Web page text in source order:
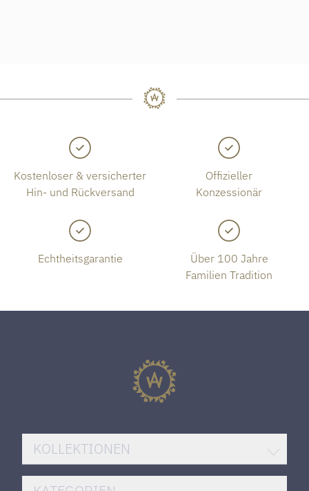
Kostenloser & versicherter
Hin- und Rückversand
Offizieller
Konzessionär
Echtheitsgarantie
Über 100 Jahre
Familien Tradition
KOLLEKTIONEN
BREITLING SUPEROCEAN